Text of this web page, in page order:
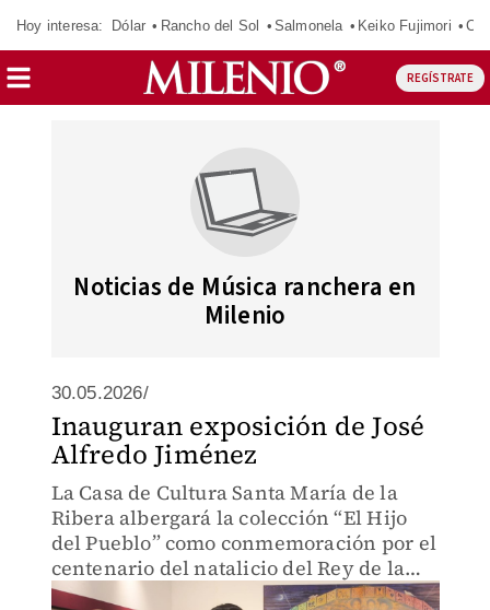
Hoy interesa: Dólar Rancho del Sol Salmonela Keiko Fujimori
REGÍSTRATE
Noticias de Música ranchera en
Milenio
30.05.2026/
Inauguran exposición de José
Alfredo Jiménez
La Casa de Cultura Santa María de la
Ribera albergará la colección “El Hijo
del Pueblo” como conmemoración por el
centenario del natalicio del Rey de la
Canción Ranchera